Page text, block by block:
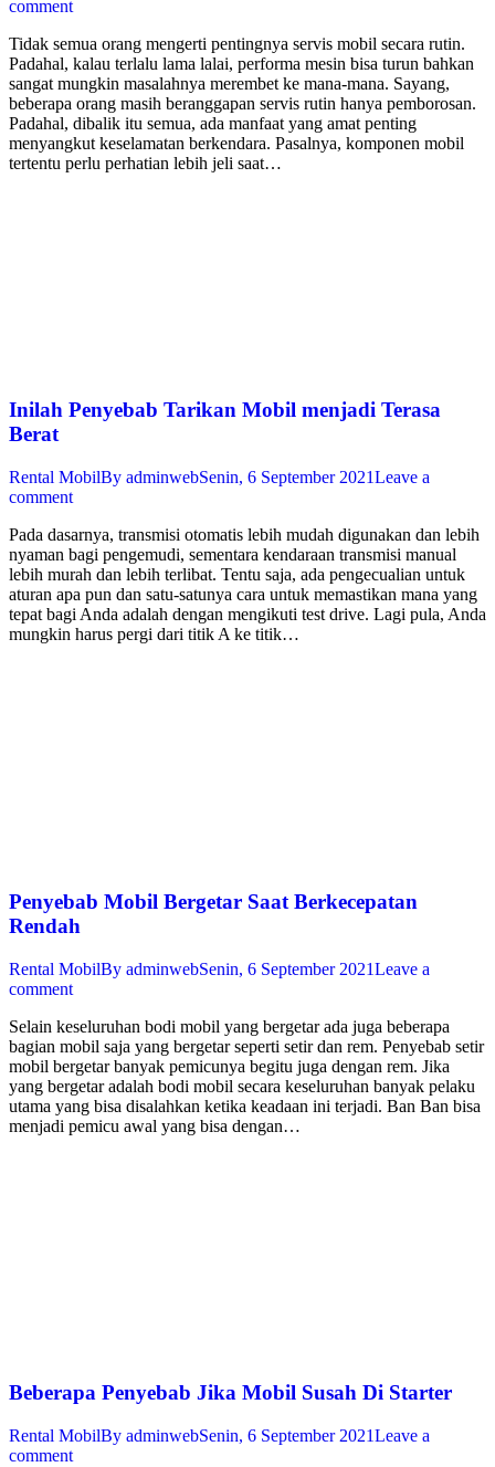
comment
Tidak semua orang mengerti pentingnya servis mobil secara rutin.
Padahal, kalau terlalu lama lalai, performa mesin bisa turun bahkan
sangat mungkin masalahnya merembet ke mana-mana. Sayang,
beberapa orang masih beranggapan servis rutin hanya pemborosan.
Padahal, dibalik itu semua, ada manfaat yang amat penting
menyangkut keselamatan berkendara. Pasalnya, komponen mobil
tertentu perlu perhatian lebih jeli saat…
Inilah Penyebab Tarikan Mobil menjadi Terasa
Berat
Rental MobilBy adminwebSenin, 6 September 2021Leave a
comment
Pada dasarnya, transmisi otomatis lebih mudah digunakan dan lebih
nyaman bagi pengemudi, sementara kendaraan transmisi manual
lebih murah dan lebih terlibat. Tentu saja, ada pengecualian untuk
aturan apa pun dan satu-satunya cara untuk memastikan mana yang
tepat bagi Anda adalah dengan mengikuti test drive. Lagi pula, Anda
mungkin harus pergi dari titik A ke titik…
Penyebab Mobil Bergetar Saat Berkecepatan
Rendah
Rental MobilBy adminwebSenin, 6 September 2021Leave a
comment
Selain keseluruhan bodi mobil yang bergetar ada juga beberapa
bagian mobil saja yang bergetar seperti setir dan rem. Penyebab setir
mobil bergetar banyak pemicunya begitu juga dengan rem. Jika
yang bergetar adalah bodi mobil secara keseluruhan banyak pelaku
utama yang bisa disalahkan ketika keadaan ini terjadi. Ban Ban bisa
menjadi pemicu awal yang bisa dengan…
Beberapa Penyebab Jika Mobil Susah Di Starter
Rental MobilBy adminwebSenin, 6 September 2021Leave a
comment